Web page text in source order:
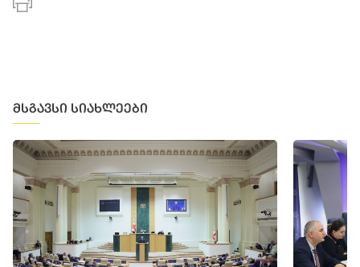
მსგავსი სიახლეები